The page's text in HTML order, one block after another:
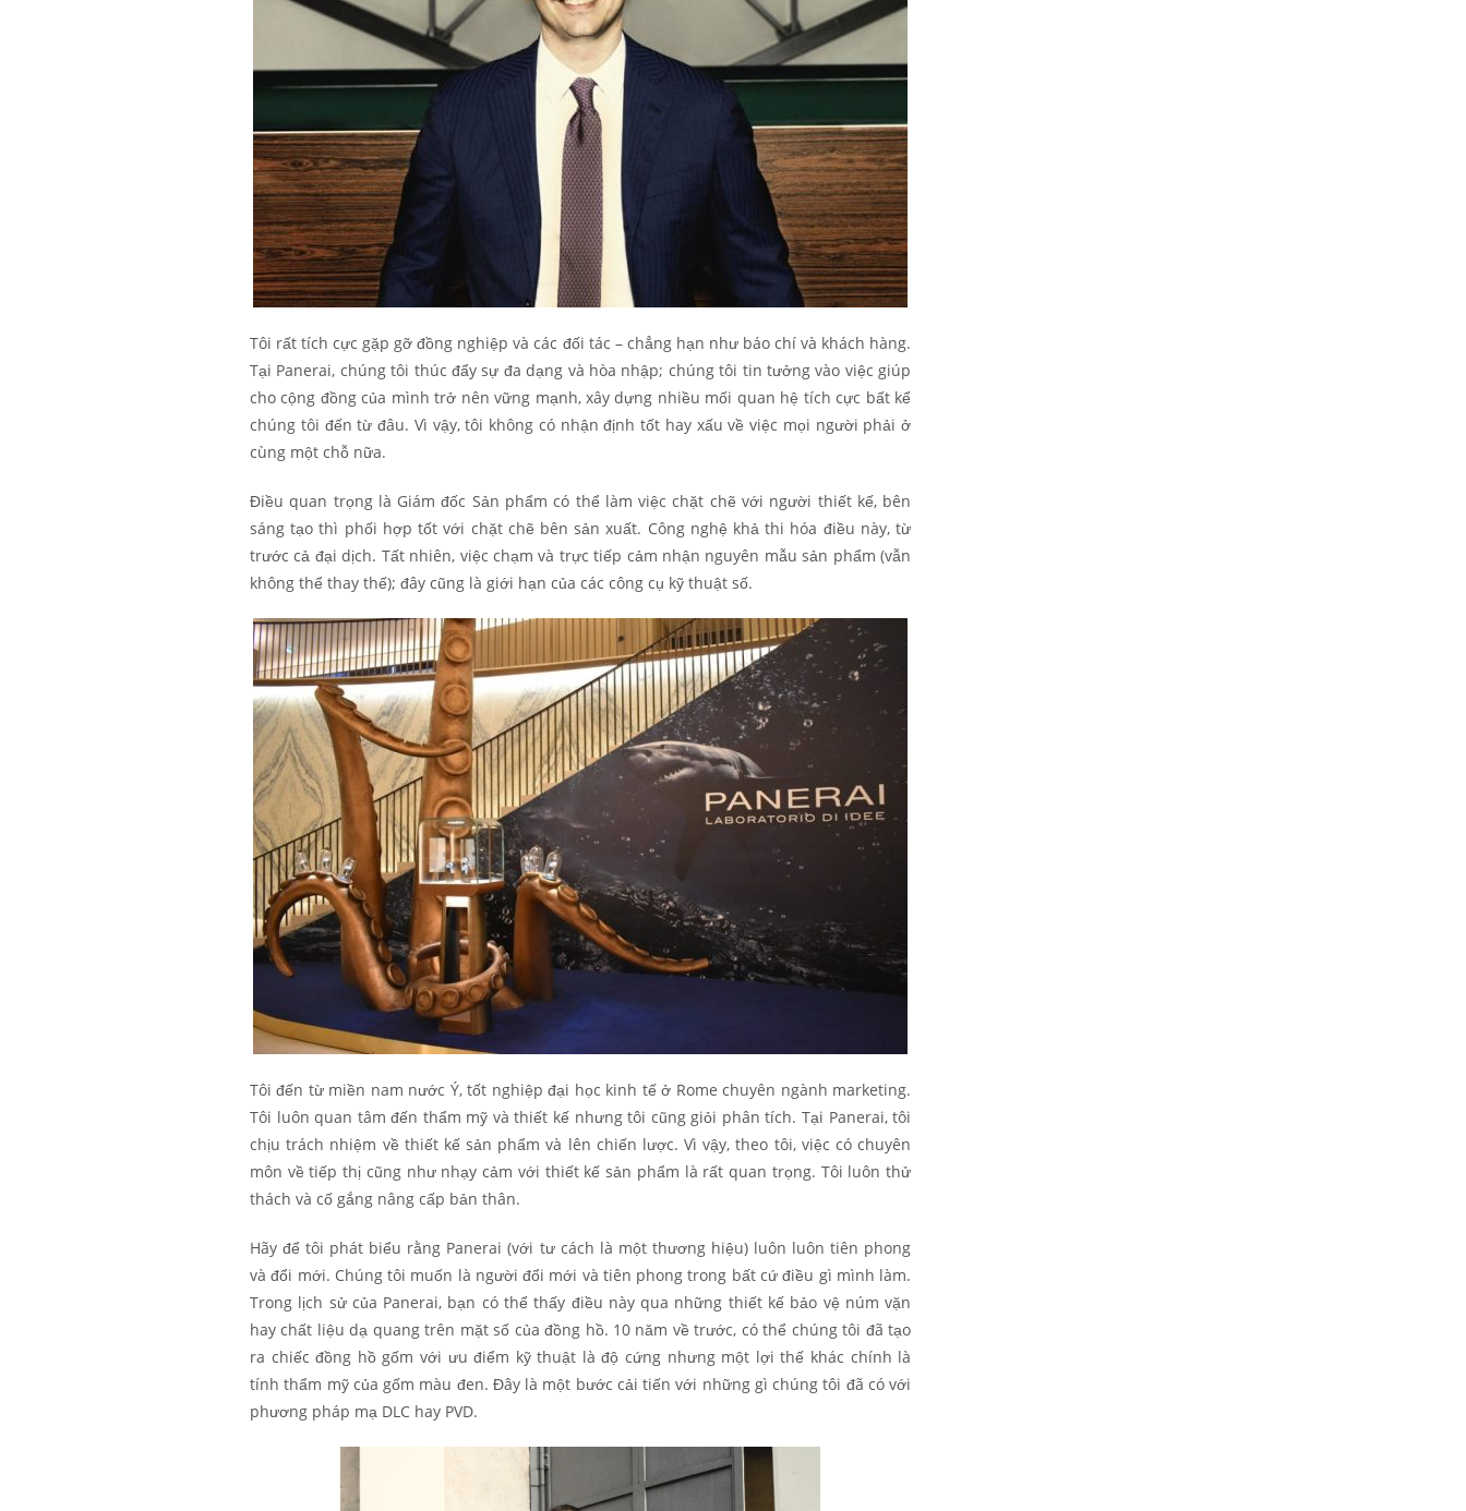
Tôi rất tích cực gặp gỡ đồng nghiệp và các đối tác – chẳng hạn như báo chí và khách hàng.
Tại Panerai, chúng tôi thúc đẩy sự đa dạng và hòa nhập; chúng tôi tin tưởng vào việc giúp
cho cộng đồng của mình trở nên vững mạnh, xây dựng nhiều mối quan hệ tích cực bất kể
chúng tôi đến từ đâu. Vì vậy, tôi không có nhận định tốt hay xấu về việc mọi người phải ở
cùng một chỗ nữa.
Điều quan trọng là Giám đốc Sản phẩm có thể làm việc chặt chẽ với người thiết kế, bên
sáng tạo thì phối hợp tốt với chặt chẽ bên sản xuất. Công nghệ khả thi hóa điều này, từ
trước cả đại dịch. Tất nhiên, việc chạm và trực tiếp cảm nhận nguyên mẫu sản phẩm (vẫn
không thể thay thế); đây cũng là giới hạn của các công cụ kỹ thuật số.
Tôi đến từ miền nam nước Ý, tốt nghiệp đại học kinh tế ở Rome chuyên ngành marketing.
Tôi luôn quan tâm đến thẩm mỹ và thiết kế nhưng tôi cũng giỏi phân tích. Tại Panerai, tôi
chịu trách nhiệm về thiết kế sản phẩm và lên chiến lược. Vì vậy, theo tôi, việc có chuyên
môn về tiếp thị cũng như nhạy cảm với thiết kế sản phẩm là rất quan trọng. Tôi luôn thử
thách và cố gắng nâng cấp bản thân.
Hãy để tôi phát biểu rằng Panerai (với tư cách là một thương hiệu) luôn luôn tiên phong
và đổi mới. Chúng tôi muốn là người đổi mới và tiên phong trong bất cứ điều gì mình làm.
Trong lịch sử của Panerai, bạn có thể thấy điều này qua những thiết kế bảo vệ núm vặn
hay chất liệu dạ quang trên mặt số của đồng hồ. 10 năm về trước, có thể chúng tôi đã tạo
ra chiếc đồng hồ gốm với ưu điểm kỹ thuật là độ cứng nhưng một lợi thế khác chính là
tính thẩm mỹ của gốm màu đen. Đây là một bước cải tiến với những gì chúng tôi đã có với
phương pháp mạ DLC hay PVD.